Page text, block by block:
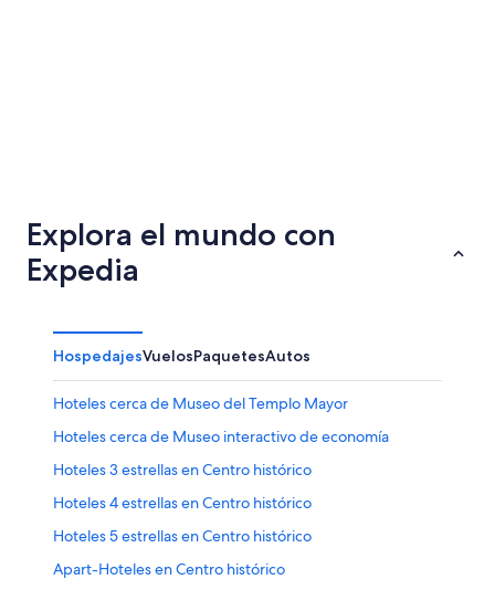
Explora el mundo con
Expedia
HospedajesVuelosPaquetesAutos
Hoteles cerca de Museo del Templo Mayor
Hoteles cerca de Museo interactivo de economía
Hoteles 3 estrellas en Centro histórico
Hoteles 4 estrellas en Centro histórico
Hoteles 5 estrellas en Centro histórico
Apart-Hoteles en Centro histórico